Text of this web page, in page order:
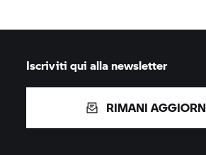
Iscriviti qui alla newsletter
RIMANI